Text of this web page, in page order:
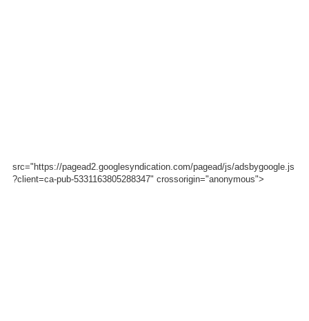
src="https://pagead2.googlesyndication.com/pagead/js/adsbygoogle.js
?client=ca-pub-5331163805288347" crossorigin="anonymous">